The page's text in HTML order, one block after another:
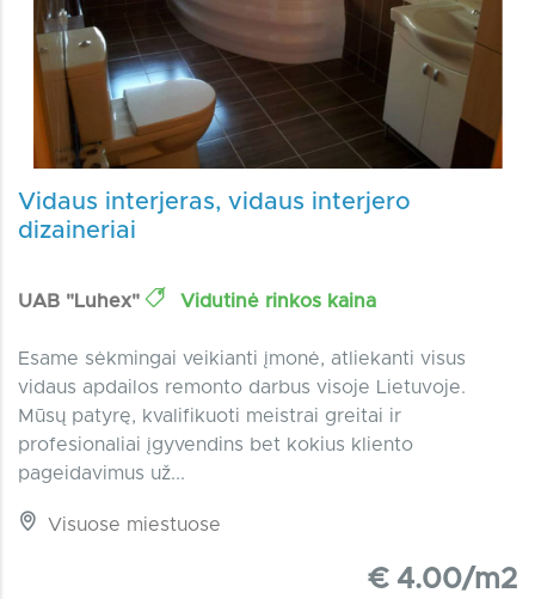
Vidaus interjeras, vidaus interjero
dizaineriai
UAB "Luhex" Vidutinė rinkos kaina
Esame sėkmingai veikianti įmonė, atliekanti visus
vidaus apdailos remonto darbus visoje Lietuvoje.
Mūsų patyrę, kvalifikuoti meistrai greitai ir
profesionaliai įgyvendins bet kokius kliento
pageidavimus už...
Visuose miestuose
€ 4.00/m2